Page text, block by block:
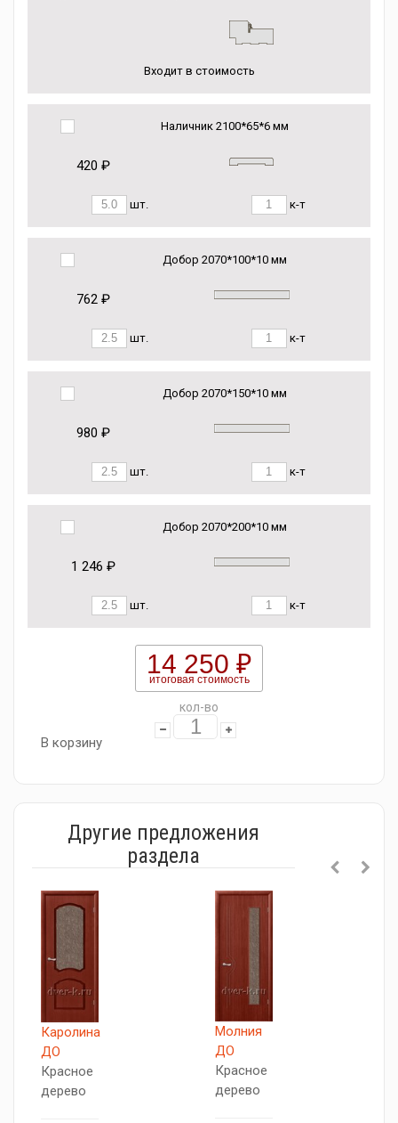
Входит в стоимость
Наличник 2100*65*6 мм
420 ₽
шт. к-т
Добор 2070*100*10 мм
762 ₽
шт. к-т
Добор 2070*150*10 мм
980 ₽
шт. к-т
Добор 2070*200*10 мм
1 246 ₽
шт. к-т
14 250 ₽
итоговая стоимость
кол-во
В корзину
Другие предложения
раздела
Каролина
ДО
Красное
дерево
Молния
ДО
Красное
дерево